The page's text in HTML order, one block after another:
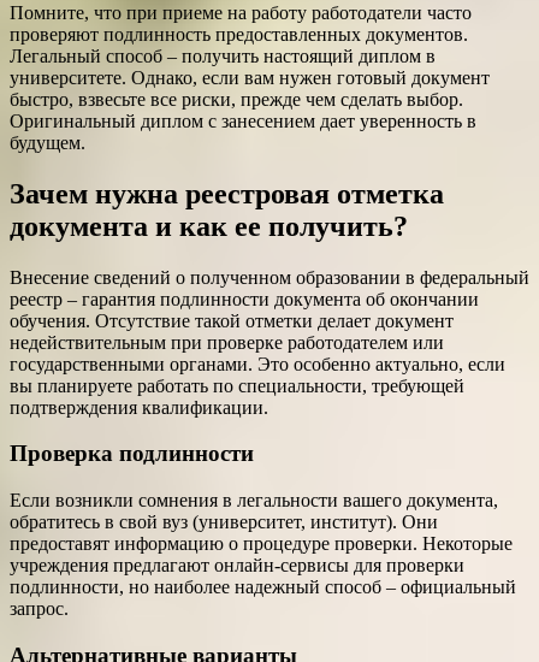
Помните, что при приеме на работу работодатели часто
проверяют подлинность предоставленных документов.
Легальный способ – получить настоящий диплом в
университете. Однако, если вам нужен готовый документ
быстро, взвесьте все риски, прежде чем сделать выбор.
Оригинальный диплом с занесением дает уверенность в
будущем.
Зачем нужна реестровая отметка
документа и как ее получить?
Внесение сведений о полученном образовании в федеральный
реестр – гарантия подлинности документа об окончании
обучения. Отсутствие такой отметки делает документ
недействительным при проверке работодателем или
государственными органами. Это особенно актуально, если
вы планируете работать по специальности, требующей
подтверждения квалификации.
Проверка подлинности
Если возникли сомнения в легальности вашего документа,
обратитесь в свой вуз (университет, институт). Они
предоставят информацию о процедуре проверки. Некоторые
учреждения предлагают онлайн-сервисы для проверки
подлинности, но наиболее надежный способ – официальный
запрос.
Альтернативные варианты